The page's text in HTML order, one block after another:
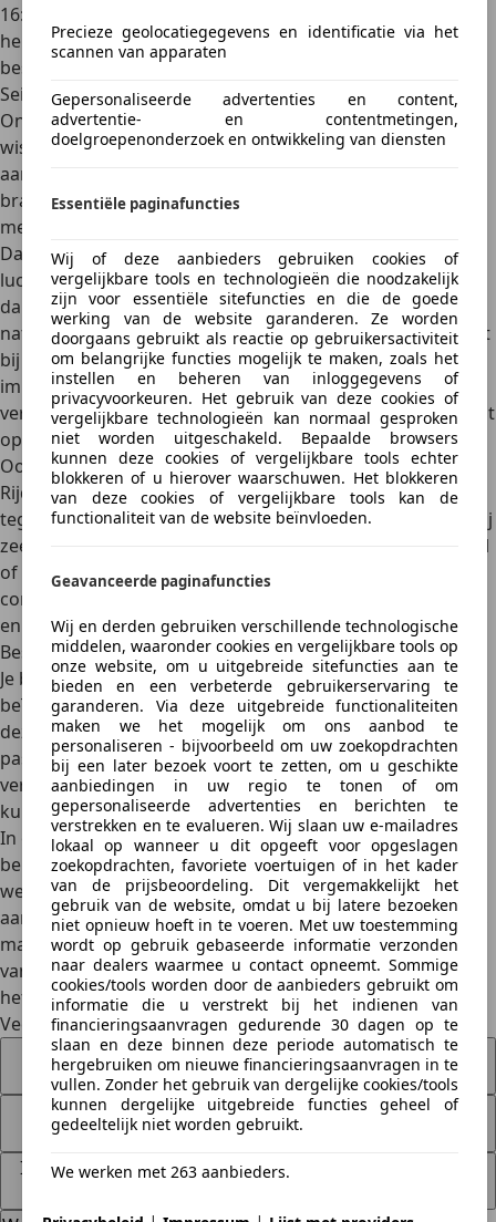
Precieze geolocatiegegevens en identificatie via het
scannen van apparaten
Gepersonaliseerde advertenties en content,
advertentie- en contentmetingen,
doelgroepenonderzoek en ontwikkeling van diensten
Essentiële paginafuncties
Wij of deze aanbieders gebruiken cookies of
vergelijkbare tools en technologieën die noodzakelijk
zijn voor essentiële sitefuncties en die de goede
werking van de website garanderen. Ze worden
doorgaans gebruikt als reactie op gebruikersactiviteit
om belangrijke functies mogelijk te maken, zoals het
instellen en beheren van inloggegevens of
privacyvoorkeuren. Het gebruik van deze cookies of
vergelijkbare technologieën kan normaal gesproken
niet worden uitgeschakeld. Bepaalde browsers
kunnen deze cookies of vergelijkbare tools echter
blokkeren of u hierover waarschuwen. Het blokkeren
van deze cookies of vergelijkbare tools kan de
functionaliteit van de website beïnvloeden.
Geavanceerde paginafuncties
Wij en derden gebruiken verschillende technologische
middelen, waaronder cookies en vergelijkbare tools op
onze website, om u uitgebreide sitefuncties aan te
bieden en een verbeterde gebruikerservaring te
garanderen. Via deze uitgebreide functionaliteiten
maken we het mogelijk om ons aanbod te
personaliseren - bijvoorbeeld om uw zoekopdrachten
bij een later bezoek voort te zetten, om u geschikte
aanbiedingen in uw regio te tonen of om
gepersonaliseerde advertenties en berichten te
verstrekken en te evalueren. Wij slaan uw e-mailadres
lokaal op wanneer u dit opgeeft voor opgeslagen
zoekopdrachten, favoriete voertuigen of in het kader
van de prijsbeoordeling. Dit vergemakkelijkt het
gebruik van de website, omdat u bij latere bezoeken
niet opnieuw hoeft in te voeren. Met uw toestemming
wordt op gebruik gebaseerde informatie verzonden
naar dealers waarmee u contact opneemt. Sommige
cookies/tools worden door de aanbieders gebruikt om
informatie die u verstrekt bij het indienen van
financieringsaanvragen gedurende 30 dagen op te
slaan en deze binnen deze periode automatisch te
hergebruiken om nieuwe financieringsaanvragen in te
vullen. Zonder het gebruik van dergelijke cookies/tools
kunnen dergelijke uitgebreide functies geheel of
gedeeltelijk niet worden gebruikt.
We werken met 263 aanbieders.
16:00-19:00 uur op werkdagen). Als je flexibele werktijden
hebt, kun je hiermee niet alleen tijd maar ook brandstof
besparen.
Seizoensinvloed en weersomstandigheden
Ons Belgisch klimaat, met zijn natte winters en
wisselvallige zomers, beïnvloedt je brandstofverbruik
aanzienlijk.
brandstof door verschillende factoren
meer tijd nodig om op bedrijfstemperatuur te komen.
Daarnaast is de lucht dichter, wat resulteert in meer
luchtweerstand. Heb je dan ook nog eens winterbanden,
dan stijgt je verbruik verder. Tenslotte gebruiken we
natuurlijk vaker de verwarming tijdens de winter. Die heeft
bij auto’s met een verbrandingsmotor evenwel minder
impact op het verbruik dan airco. Simpelweg om de
verwarming de warmte van de motor gebruikt om de lucht
op te warmen.
Ook regen en sterke wind hebben invloed op je verbruik.
Rijden op natte wegen verhoogt de rolweerstand,terwijl
tegenwind de luchtweerstand significant kan verhogen. Bij
zeer slechte weersomstandigheden, zoals hevige regenval
of sneeuw, kan je verbruik met 15-20% toenemen door de
combinatie van lagere snelheden, meer slippende wielen
en verminderde efficiëntie.
Besluit
Je brandstofverbruik wordt door talloze factoren
beïnvloed, maar het goede nieuws is dat je over veel van
deze factoren zelf controle hebt. Door je rijstijl aan te
passen, je auto goed te onderhouden, onnodige lading te
vermijden en slim om te gaan met accessoires en routes,
kun je je brandstofverbruik aanzienlijk verlagen.
In ons typisch Belgische klimaat en verkeer is het
belangrijk om rekening te houden met
weersomstandigheden en verkeerssituaties. Met de juiste
aanpak kun je niet alleen besparen op je brandstofkosten,
maar draag je ook bij aan een schoner milieu. Begin
vandaag nog met het toepassen van deze tips en je zult
het verschil merken bij je volgende tankbeurt.
Veelgestelde vragen
Helpt het gebruik van premium brandstof om mijn
verbruik te verlagen?
Hoe beïnvloeden start-stopsystemen het
brandstofverbruik?
Is het zuiniger om mijn motor te laten draaien of uit te